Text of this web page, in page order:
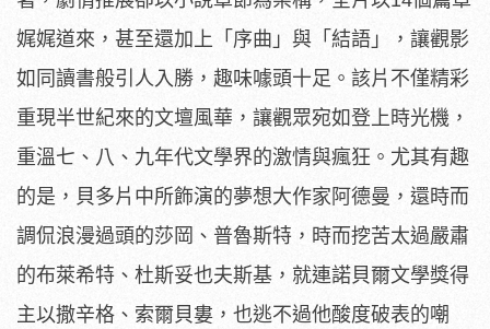
娓娓道來，甚至還加上「序曲」與「結語」，讓觀影
如同讀書般引人入勝，趣味噱頭十足。該片不僅精彩
重現半世紀來的文壇風華，讓觀眾宛如登上時光機，
重溫七、八、九年代文學界的激情與瘋狂。尤其有趣
的是，貝多片中所飾演的夢想大作家阿德曼，還時而
調侃浪漫過頭的莎岡、普魯斯特，時而挖苦太過嚴肅
的布萊希特、杜斯妥也夫斯基，就連諾貝爾文學獎得
主以撒辛格、索爾貝婁，也逃不過他酸度破表的嘲